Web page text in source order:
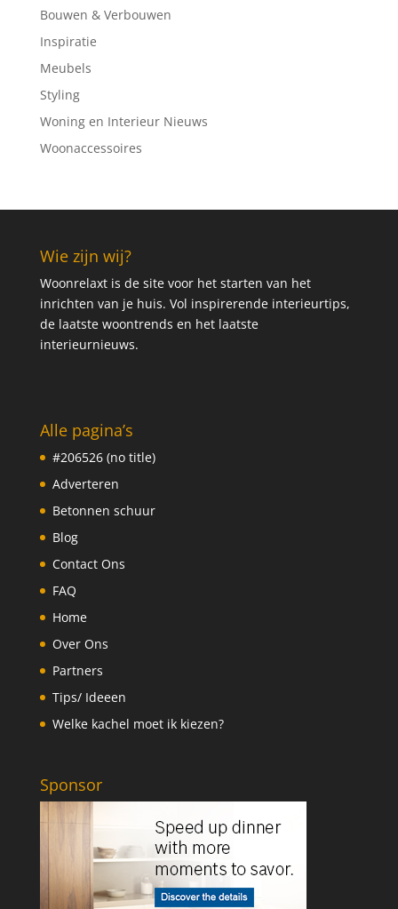
Bouwen & Verbouwen
Inspiratie
Meubels
Styling
Woning en Interieur Nieuws
Woonaccessoires
Wie zijn wij?
Woonrelaxt is de site voor het starten van het
inrichten van je huis. Vol inspirerende interieurtips,
de laatste woontrends en het laatste
interieurnieuws.
Alle pagina’s
#206526 (no title)
Adverteren
Betonnen schuur
Blog
Contact Ons
FAQ
Home
Over Ons
Partners
Tips/ Ideeen
Welke kachel moet ik kiezen?
Sponsor